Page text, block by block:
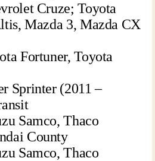
Cruze; Toyota
Mazda 3, Mazda CX
Fortuner, Toyota
Sprinter (2011 –
Samco, Thaco
County
Samco, Thaco